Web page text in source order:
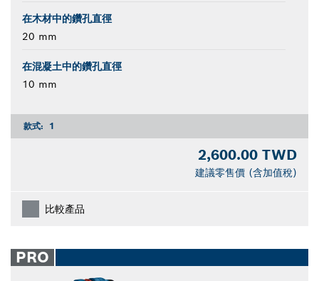
在木材中的鑽孔直徑
20 mm
在混凝土中的鑽孔直徑
10 mm
款式: 1
2,600.00 TWD
建議零售價 (含加值稅)
比較產品
PRO